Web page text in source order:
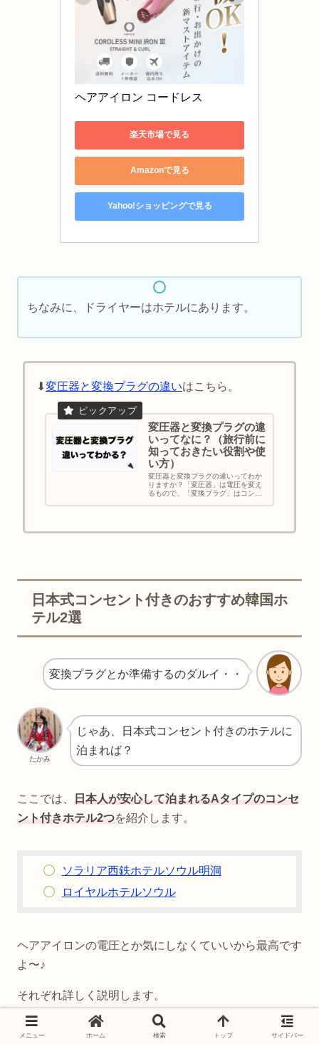
楽天市場で見る
Amazonで見る
Yahoo!ショッピングで見る
ちなみに、ドライヤーはホテルにあります。
⬇︎変圧器と変換プラグの違いはこちら。
変圧器と変換プラグの違
いってなに？（旅行前に
知っておきたい役割や使
い方）
変圧器と変換プラグの違いってわか
りますか？「変圧器」は電圧を変え
るもので、「変換プラグ」はコンセ
日本式コンセント付きのおすすめ韓国ホ
テル2選
変換プラグとか準備するのダルイ・・
たかみ
じゃあ、日本式コンセント付きのホテルに
泊まれば？
ここでは、 日本人が安心して泊まれるAタイプのコンセ
ント付きホテル2つを紹介します。
ソラリア西鉄ホテルソウル明洞
ロイヤルホテルソウル
ヘアアイロンの電圧とか気にしなくていいから最高です
よ〜♪
それぞれ詳しく説明します。
メニュー ホーム 検索 トップ サイドバー